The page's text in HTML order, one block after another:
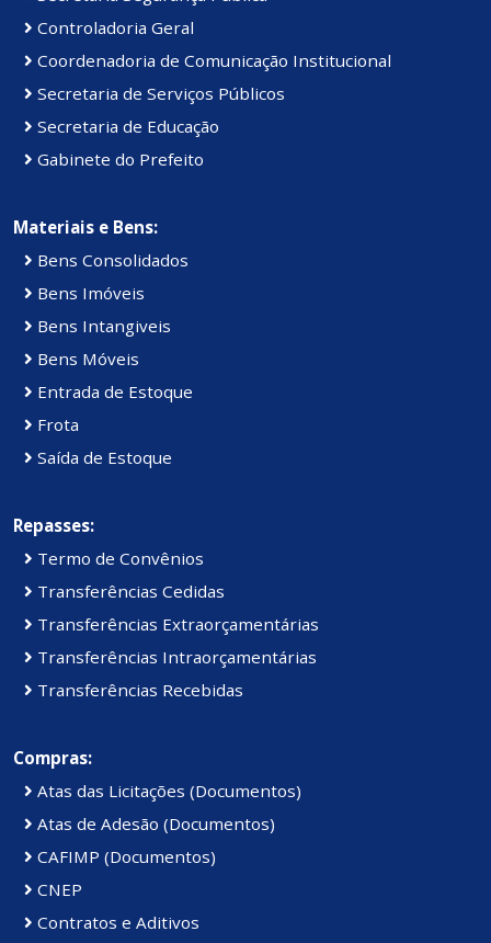
Controladoria Geral
Coordenadoria de Comunicação Institucional
Secretaria de Serviços Públicos
Secretaria de Educação
Gabinete do Prefeito
Materiais e Bens:
Bens Consolidados
Bens Imóveis
Bens Intangiveis
Bens Móveis
Entrada de Estoque
Frota
Saída de Estoque
Repasses:
Termo de Convênios
Transferências Cedidas
Transferências Extraorçamentárias
Transferências Intraorçamentárias
Transferências Recebidas
Compras:
Atas das Licitações (Documentos)
Atas de Adesão (Documentos)
CAFIMP (Documentos)
CNEP
Contratos e Aditivos